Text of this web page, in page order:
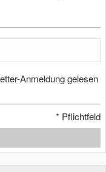
Anmeldung gelesen
* Pflichtfeld